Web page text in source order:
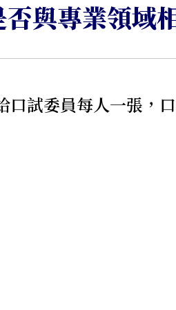
與專業領域
口試委員每人一張，